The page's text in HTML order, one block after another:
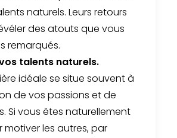
naturels. Leurs retours
des atouts que vous
remarqués.
talents naturels.
idéale se situe souvent à
de vos passions et de
Si vous êtes naturellement
les autres, par